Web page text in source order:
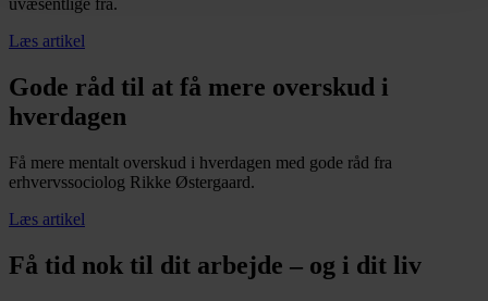
uvæsentlige fra.
Læs artikel
Gode råd til at få mere overskud i
hverdagen
Få mere mentalt overskud i hverdagen med gode råd fra
erhvervssociolog Rikke Østergaard.
Læs artikel
Få tid nok til dit arbejde – og i dit liv